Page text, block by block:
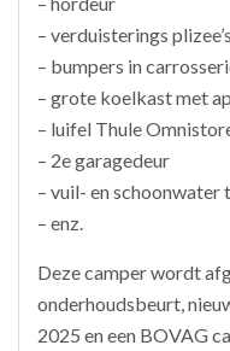
– verduisterings
– bumpers in
– grote koelkast met
– luifel Thule
– 2e garagedeur
– vuil- en schoonwater
– enz.
Deze camper wordt
onderhoudsbeurt,
2025 en een BOVAG